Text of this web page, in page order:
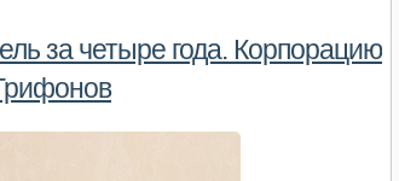
за четыре года. Корпорацию